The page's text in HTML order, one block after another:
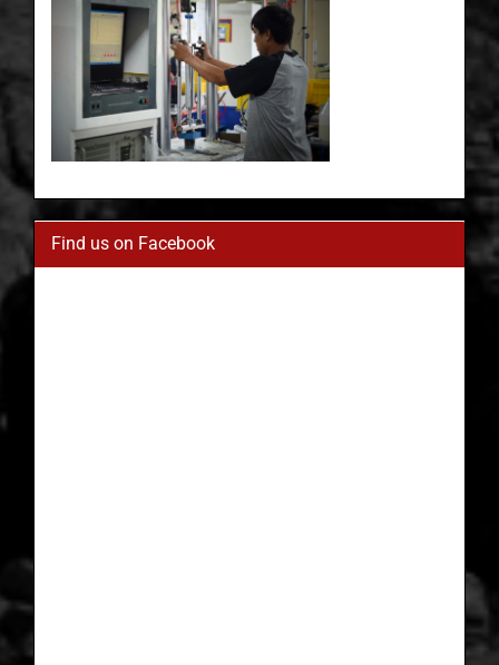
Find us on Facebook